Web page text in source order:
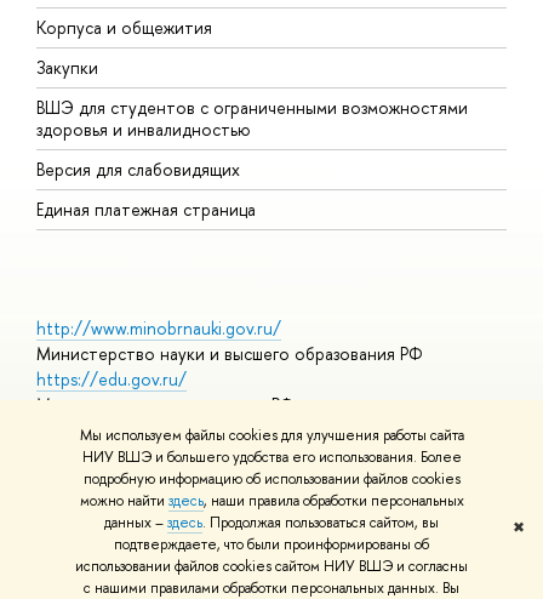
Мы используем файлы cookies для улучшения работы сайта
НИУ ВШЭ и большего удобства его использования. Более
подробную информацию об использовании файлов cookies
можно найти здесь, наши правила обработки персональных
данных –здесь. Продолжая пользоваться сайтом, вы
подтверждаете, что были проинформированы об
использовании файлов cookies сайтом НИУ ВШЭ и согласны
с нашими правилами обработки персональных данных. Вы
✖
Корпуса и общежития
Закупки
ВШЭ для студентов с ограниченными возможностями
здоровья и инвалидностью
Версия для слабовидящих
Единая платежная страница
http://www.minobrnauki.gov.ru/
Министерство науки и высшего образования РФ
https://edu.gov.ru/
Министерство просвещения РФ
https://elearning.hse.ru/mooc
Массовые открытые онлайн-курсы
© НИУ ВШЭ 1993–2026 Адреса и контактыУсловия
использования материалов Политика конфиденциальности